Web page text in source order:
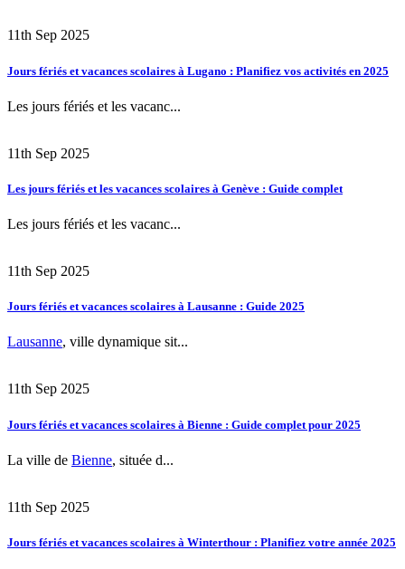
11th Sep 2025
Jours fériés et vacances scolaires à Lugano : Planifiez vos activités en 2025
Les jours fériés et les vacanc...
11th Sep 2025
Les jours fériés et les vacances scolaires à Genève : Guide complet
Les jours fériés et les vacanc...
11th Sep 2025
Jours fériés et vacances scolaires à Lausanne : Guide 2025
Lausanne, ville dynamique sit...
11th Sep 2025
Jours fériés et vacances scolaires à Bienne : Guide complet pour 2025
La ville de Bienne, située d...
11th Sep 2025
Jours fériés et vacances scolaires à Winterthour : Planifiez votre année 2025